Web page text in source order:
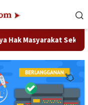
Hak Masyarakat Sekitar